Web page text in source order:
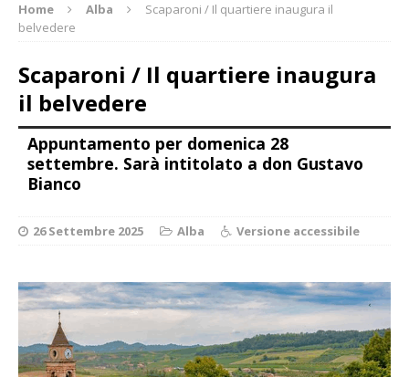
Home Alba
Scaparoni / Il quartiere inaugura il
belvedere
Scaparoni / Il quartiere inaugura
il belvedere
Appuntamento per domenica 28
settembre. Sarà intitolato a don Gustavo
Bianco
26 Settembre 2025 Alba Versione accessibile